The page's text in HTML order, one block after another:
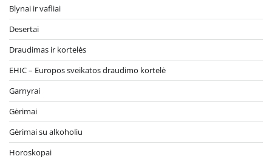
Blynai ir vafliai
Desertai
Draudimas ir kortelės
EHIC – Europos sveikatos draudimo kortelė
Garnyrai
Gėrimai
Gėrimai su alkoholiu
Horoskopai